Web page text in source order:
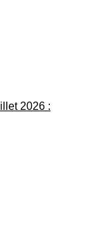
2026 :